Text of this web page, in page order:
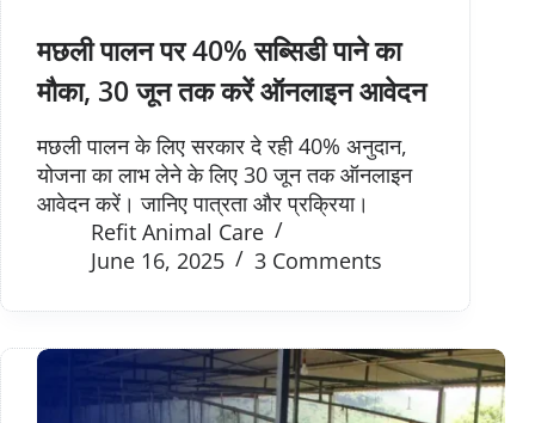
मछली पालन पर 40% सब्सिडी पाने का
मौका, 30 जून तक करें ऑनलाइन आवेदन
मछली पालन के लिए सरकार दे रही 40% अनुदान,
योजना का लाभ लेने के लिए 30 जून तक ऑनलाइन
आवेदन करें। जानिए पात्रता और प्रक्रिया।
Refit Animal Care
June 16, 2025
3 Comments